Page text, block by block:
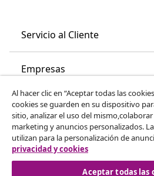
Servicio al Cliente
Empresas
vidaXL
Descubre mas
Al hacer clic en “Aceptar todas las
cookies se guarden en su dispositivo
sitio, analizar el uso del
marketing y anuncios personalizados.
utilizan para la personalización de
privacidad y cookies
Aceptar todas las